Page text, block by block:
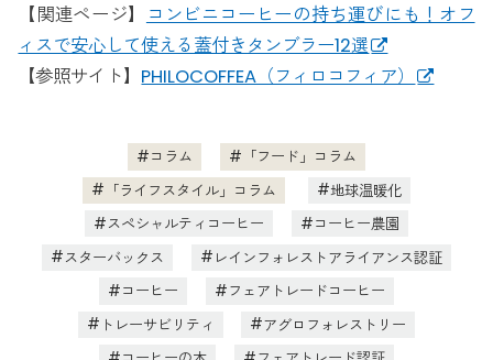
【関連ページ】
コンビニコーヒーの持ち運びにも！オフ
ィスで安心して使える蓋付きタンブラー12選
【参照サイト】 PHILOCOFFEA（フィロコフィア）
コラム
「フード」コラム
「ライフスタイル」コラム
地球温暖化
スペシャルティコーヒー
コーヒー農園
スターバックス
レインフォレストアライアンス認証
コーヒー
フェアトレードコーヒー
トレーサビリティ
アグロフォレストリー